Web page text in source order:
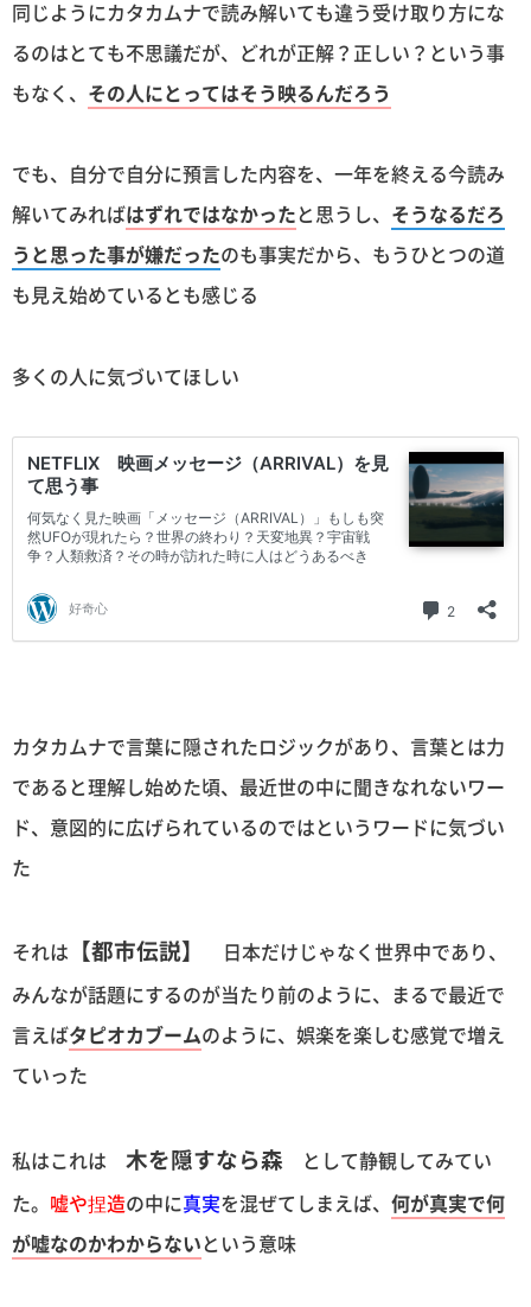
同じようにカタカムナで読み解いても違う受け取り方にな
るのはとても不思議だが、どれが正解？正しい？という事
もなく、 その人にとってはそう映るんだろう
でも、自分で自分に預言した内容を、一年を終える今読み
解いてみればはずれではなかったと思うし、 そうなるだろ
うと思った事が嫌だったのも事実だから、もうひとつの道
も見え始めているとも感じる
多くの人に気づいてほしい
カタカムナで言葉に隠されたロジックがあり、言葉とは力
であると理解し始めた頃、最近世の中に聞きなれないワー
ド、意図的に広げられているのではというワードに気づい
た
それは 【都市伝説】
日本だけじゃなく世界中であり、
みんなが話題にするのが当たり前のように、まるで最近で
言えばタピオカブームのように、娯楽を楽しむ感覚で増え
ていった
私はこれは 木を隠すなら森 として静観してみてい
た。 嘘や捏造の中に真実を混ぜてしまえば、 何が真実で何
が嘘なのかわからないという意味